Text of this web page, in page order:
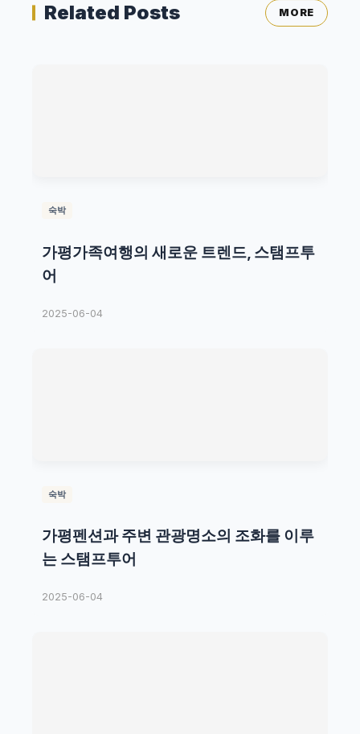
Related Posts MORE
숙박
가평가족여행의 새로운 트렌드, 스탬프투
어
2025-06-04
숙박
가평펜션과 주변 관광명소의 조화를 이루
는 스탬프투어
2025-06-04